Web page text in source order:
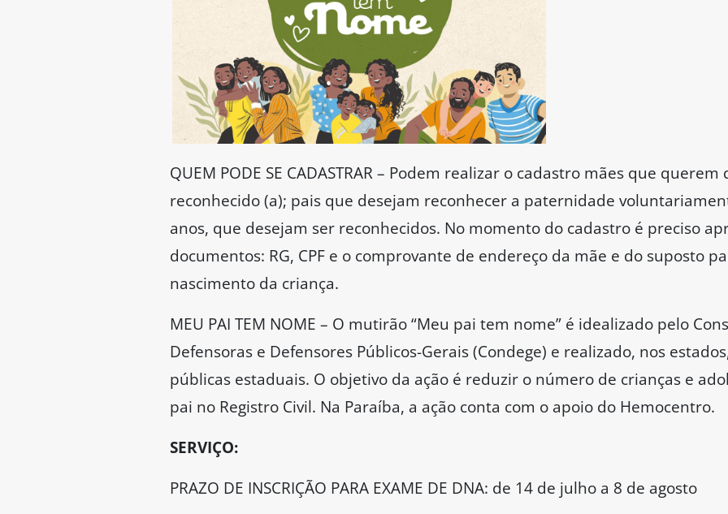
QUEM PODE SE CADASTRAR – Podem realizar o cadastro mães que
reconhecido (a); pais que desejam reconhecer a paternidade
anos, que desejam ser reconhecidos. No momento do cadastro é preciso
documentos: RG, CPF e o comprovante de endereço da mãe e do suposto
nascimento da criança.
MEU PAI TEM NOME – O mutirão “Meu pai tem nome” é idealizado pelo
Defensoras e Defensores Públicos-Gerais (Condege) e realizado, nos
públicas estaduais. O objetivo da ação é reduzir o número de crianças e
pai no Registro Civil. Na Paraíba, a ação conta com o apoio do Hemocentro.
SERVIÇO:
PRAZO DE INSCRIÇÃO PARA EXAME DE DNA: de 14 de julho a 8 de agosto